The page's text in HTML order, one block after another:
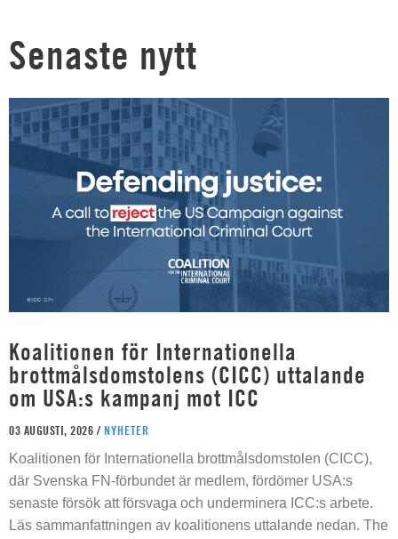
Senaste nytt
Koalitionen för Internationella
brottmålsdomstolens (CICC) uttalande
om USA:s kampanj mot ICC
03 AUGUSTI, 2026 / NYHETER
Koalitionen för Internationella brottmålsdomstolen (CICC),
där Svenska FN-förbundet är medlem, fördömer USA:s
senaste försök att försvaga och underminera ICC:s arbete.
Läs sammanfattningen av koalitionens uttalande nedan. The